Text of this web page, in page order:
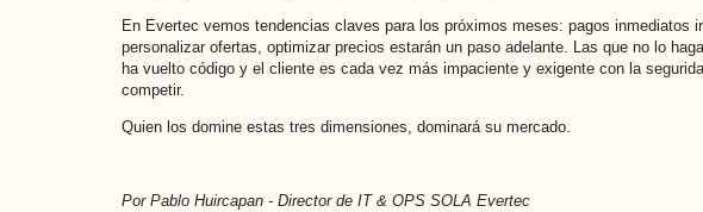
En Evertec vemos tendencias claves para los próximos meses: pagos
personalizar ofertas, optimizar precios estarán un paso adelante. Las que no lo
ha vuelto código y el cliente es cada vez más impaciente y exigente con la
competir.
Quien los domine estas tres dimensiones, dominará su mercado.
Por Pablo Huircapan - Director de IT & OPS SOLA Evertec